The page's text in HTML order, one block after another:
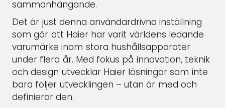
sammanhängande.
Det är just denna användardrivna inställning
som gör att Haier har varit världens ledande
varumärke inom stora hushållsapparater
under flera år. Med fokus på innovation, teknik
och design utvecklar Haier lösningar som inte
bara följer utvecklingen – utan är med och
definierar den.